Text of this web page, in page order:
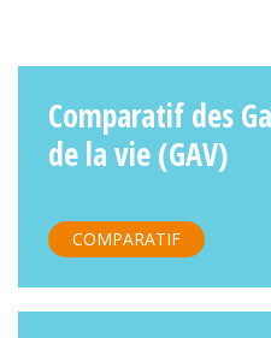
Comparatif des
de la vie (GAV)
COMPARATIF